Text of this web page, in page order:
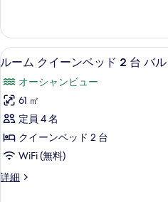
す
る
フ
ロ
ン
ト
(Veranda,
Queen)
の
す
べ
ン
ロ
ン
ト
(Veranda,
Queen)
の
詳
バ
ル
コ
ニ
ー
オ
ー
シ
ャ
ベ
ッ
ド
数
台)
ル
コ
ニ
ー
オ
ル
ム
ク
イ
ー
ン
ベ
20
ルーム クイーンベッド 2 台 バ
オーシャンビュー
61 ㎡
定員 4 名
クイーンベッド 2 台
WiFi (無料)
詳細
ル